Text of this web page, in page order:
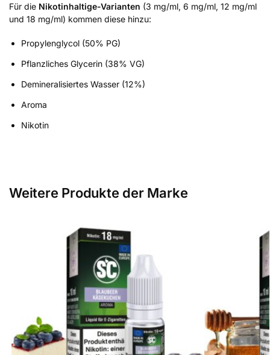
Für die Nikotinhaltige-Varianten (3 mg/ml, 6 mg/ml, 12 mg/ml
und 18 mg/ml) kommen diese hinzu:
Propylenglycol (50% PG)
Pflanzliches Glycerin (38% VG)
Demineralisiertes Wasser (12%)
Aroma
Nikotin
Weitere Produkte der Marke